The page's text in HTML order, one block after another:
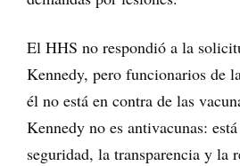
El HHS no respondió a la
Kennedy, pero funcionarios de
él no está en contra de las
Kennedy no es antivacunas:
seguridad, la transparencia y la